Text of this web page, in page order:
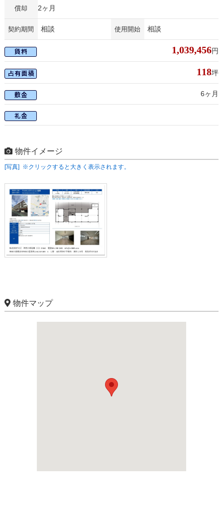
償却 2ヶ月
契約期間 相談 使用開始 相談
1,039,456円
118坪
6ヶ月
物件イメージ
[写真] ※クリックすると大きく表示されます。
物件マップ